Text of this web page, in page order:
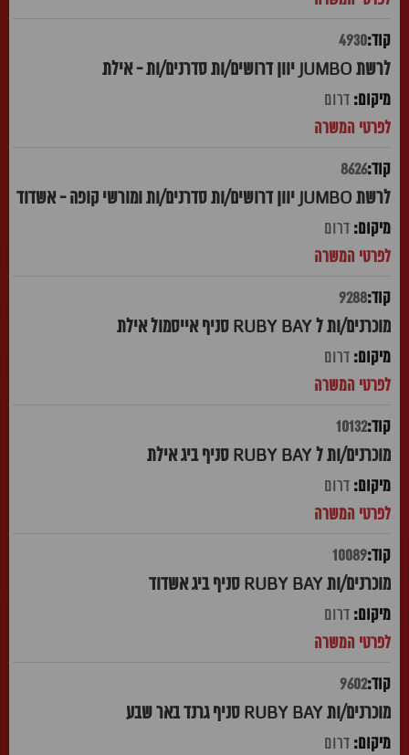
4930
לרשת JUMBO יוון דרושים/ות סדרנים/ות - אילת
דרום
8626
לרשת JUMBO יוון דרושים/ות סדרנים/ות ומורשי קופה - אשדוד
דרום
9288
מוכרנים/ות ל RUBY BAY סניף אייסמול אילת
דרום
10132
מוכרנים/ות ל RUBY BAY סניף ביג אילת
דרום
10089
מוכרנים/ות RUBY BAY סניף ביג אשדוד
דרום
9602
מוכרנים/ות RUBY BAY סניף גרנד באר שבע
דרום